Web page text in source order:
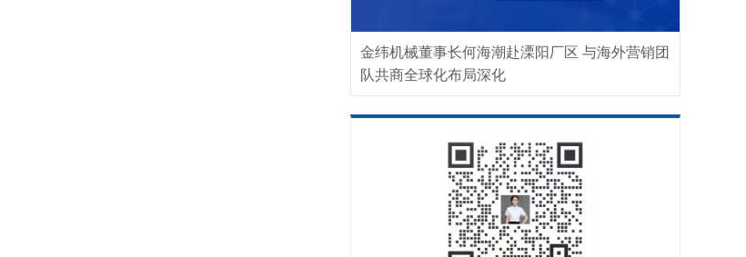
金纬机械董事长何海潮赴溧阳厂区 与海外营销团
队共商全球化布局深化